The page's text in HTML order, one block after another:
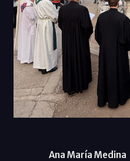
Ana María Medina